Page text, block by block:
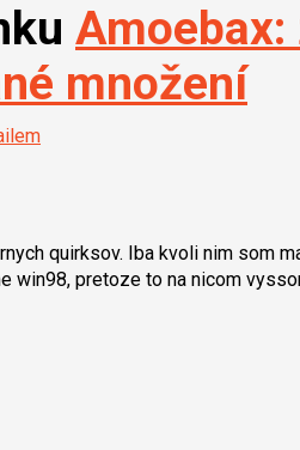
množení
quirksov. Iba kvoli nim som
win98, pretoze to na nicom